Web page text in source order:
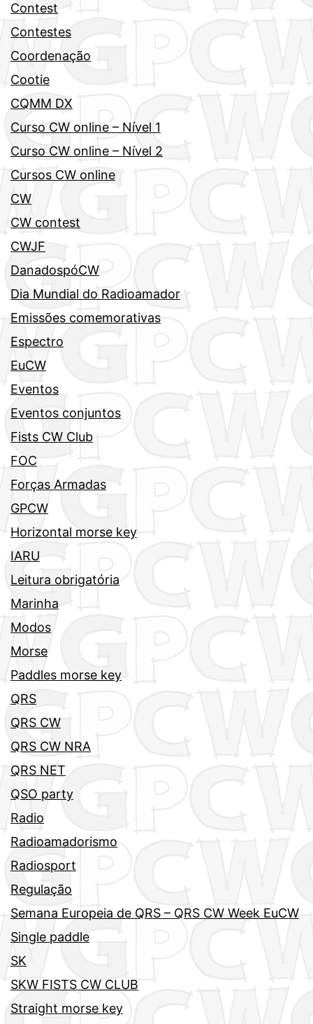
Contest
Contestes
Coordenação
Cootie
CQMM DX
Curso CW online – Nível 1
Curso CW online – Nível 2
Cursos CW online
CW
CW contest
CWJF
DanadospóCW
Dia Mundial do Radioamador
Emissões comemorativas
Espectro
EuCW
Eventos
Eventos conjuntos
Fists CW Club
FOC
Forças Armadas
GPCW
Horizontal morse key
IARU
Leitura obrigatória
Marinha
Modos
Morse
Paddles morse key
QRS
QRS CW
QRS CW NRA
QRS NET
QSO party
Radio
Radioamadorismo
Radiosport
Regulação
Semana Europeia de QRS – QRS CW Week EuCW
Single paddle
SK
SKW FISTS CW CLUB
Straight morse key